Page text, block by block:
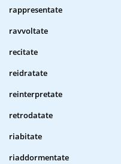
rappresentate
ravvoltate
recitate
reidratate
reinterpretate
retrodatate
riabitate
riaddormentate